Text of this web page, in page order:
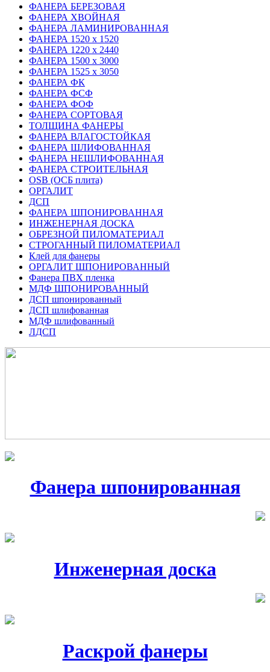
ФАНЕРА БЕРЕЗОВАЯ
ФАНЕРА ХВОЙНАЯ
ФАНЕРА ЛАМИНИРОВАННАЯ
ФАНЕРА 1520 х 1520
ФАНЕРА 1220 х 2440
ФАНЕРА 1500 х 3000
ФАНЕРА 1525 х 3050
ФАНЕРА ФК
ФАНЕРА ФСФ
ФАНЕРА ФОФ
ФАНЕРА СОРТОВАЯ
ТОЛЩИНА ФАНЕРЫ
ФАНЕРА ВЛАГОСТОЙКАЯ
ФАНЕРА ШЛИФОВАННАЯ
ФАНЕРА НЕШЛИФОВАННАЯ
ФАНЕРА СТРОИТЕЛЬНАЯ
OSB (ОСБ плита)
ОРГАЛИТ
ДСП
ФАНЕРА ШПОНИРОВАННАЯ
ИНЖЕНЕРНАЯ ДОСКА
ОБРЕЗНОЙ ПИЛОМАТЕРИАЛ
СТРОГАННЫЙ ПИЛОМАТЕРИАЛ
Клей для фанеры
ОРГАЛИТ ШПОНИРОВАННЫЙ
Фанера ПВХ пленка
МДФ ШПОНИРОВАННЫЙ
ДСП шпонированный
ДСП шлифованная
МДФ шлифованный
ЛДСП
Фанера шпонированная
Инженерная доска
Раскрой фанеры